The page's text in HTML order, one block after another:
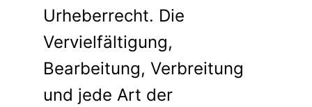
Urheberrecht. Die
Vervielfältigung,
Bearbeitung, Verbreitung
und jede Art der